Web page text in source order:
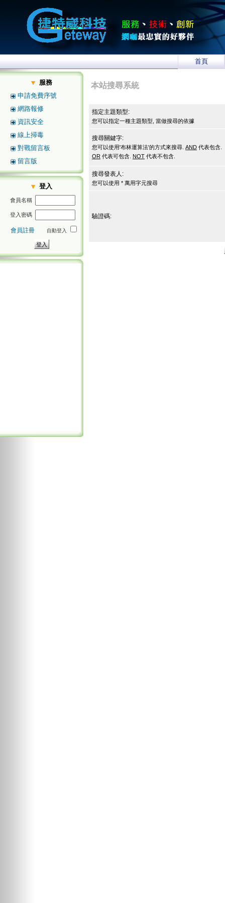
首頁
服務
申請免費序號
網路報修
資訊安全
線上掃毒
對戰留言板
留言版
登入
會員名稱
登入密碼
會員註冊 自動登入
本站搜尋系統
指定主題類型:
您可以指定一種主題類型, 當做搜尋的依據
搜尋關鍵字:
您可以使用'布林運算法'的方式來搜尋. AND 代表包含.
OR 代表可包含. NOT 代表不包含.
搜尋發表人:
您可以使用 * 萬用字元搜尋
驗證碼: